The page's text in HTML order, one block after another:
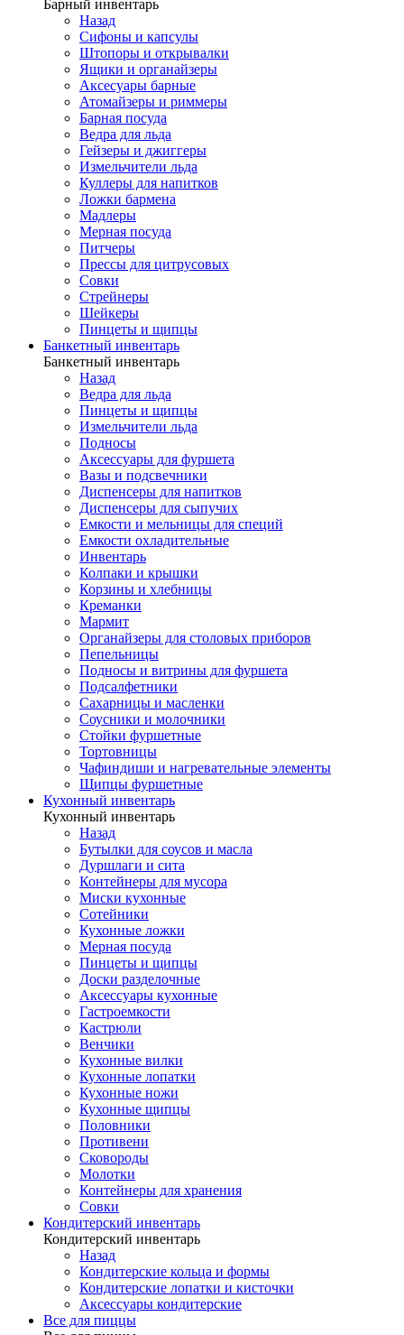
Барный инвентарь
Назад
Сифоны и капсулы
Штопоры и открывалки
Ящики и органайзеры
Аксесуары барные
Атомайзеры и риммеры
Барная посуда
Ведра для льда
Гейзеры и джиггеры
Измельчители льда
Куллеры для напитков
Ложки бармена
Мадлеры
Мерная посуда
Питчеры
Прессы для цитрусовых
Совки
Стрейнеры
Шейкеры
Пинцеты и щипцы
Банкетный инвентарь
Банкетный инвентарь
Назад
Ведра для льда
Пинцеты и щипцы
Измельчители льда
Подносы
Аксессуары для фуршета
Вазы и подсвечники
Диспенсеры для напитков
Диспенсеры для сыпучих
Емкости и мельницы для специй
Емкости охладительные
Инвентарь
Колпаки и крышки
Корзины и хлебницы
Креманки
Мармит
Органайзеры для столовых приборов
Пепельницы
Подносы и витрины для фуршета
Подсалфетники
Сахарницы и масленки
Соусники и молочники
Стойки фуршетные
Тортовницы
Чафиндиши и нагревательные элементы
Щипцы фуршетные
Кухонный инвентарь
Кухонный инвентарь
Назад
Бутылки для соусов и масла
Дуршлаги и сита
Контейнеры для мусора
Миски кухонные
Сотейники
Кухонные ложки
Мерная посуда
Пинцеты и щипцы
Доски разделочные
Аксессуары кухонные
Гастроемкости
Кастрюли
Венчики
Кухонные вилки
Кухонные лопатки
Кухонные ножи
Кухонные щипцы
Половники
Противени
Сковороды
Молотки
Контейнеры для хранения
Совки
Кондитерский инвентарь
Кондитерский инвентарь
Назад
Кондитерские кольца и формы
Кондитерские лопатки и кисточки
Аксессуары кондитерские
Все для пиццы